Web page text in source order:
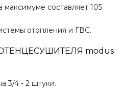
максимуме составляет 105
отопления и ГВС.
modus
3/4 - 2 штуки.